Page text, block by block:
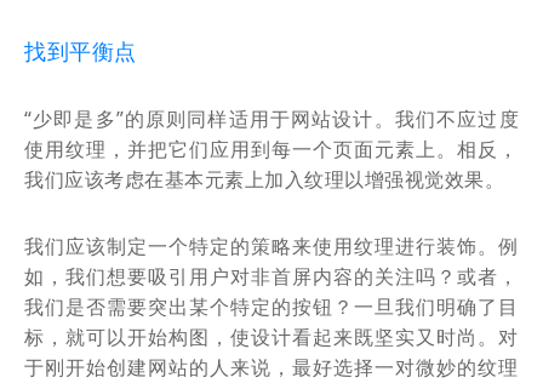
找到平衡点
“少即是多”的原则同样适用于网站设计。我们不应过度
使用纹理，并把它们应用到每一个页面元素上。相反，
我们应该考虑在基本元素上加入纹理以增强视觉效果。
我们应该制定一个特定的策略来使用纹理进行装饰。例
如，我们想要吸引用户对非首屏内容的关注吗？或者，
我们是否需要突出某个特定的按钮？一旦我们明确了目
标，就可以开始构图，使设计看起来既坚实又时尚。对
于刚开始创建网站的人来说，最好选择一对微妙的纹理